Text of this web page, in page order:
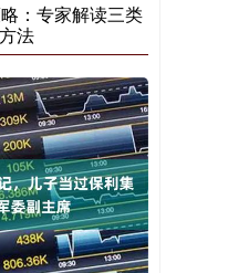
：专家解读三类
法